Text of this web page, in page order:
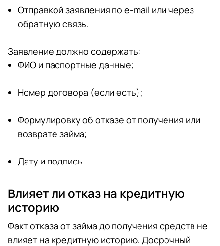
Отправкой заявления по e-mail или через
обратную связь.
Заявление должно содержать:
ФИО и паспортные данные;
Номер договора (если есть);
Формулировку об отказе от получения или
возврате займа;
Дату и подпись.
Влияет ли отказ на кредитную
историю
Факт отказа от займа до получения средств не
влияет на кредитную историю. Досрочный